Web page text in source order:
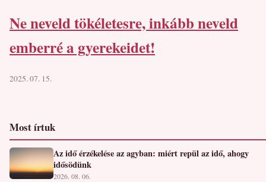
Ne neveld tökéletesre, inkább neveld
emberré a gyerekeidet!
2025. 07. 15.
Most írtuk
Az idő érzékelése az agyban: miért repül az idő, ahogy
idősödünk
2026. 08. 06.